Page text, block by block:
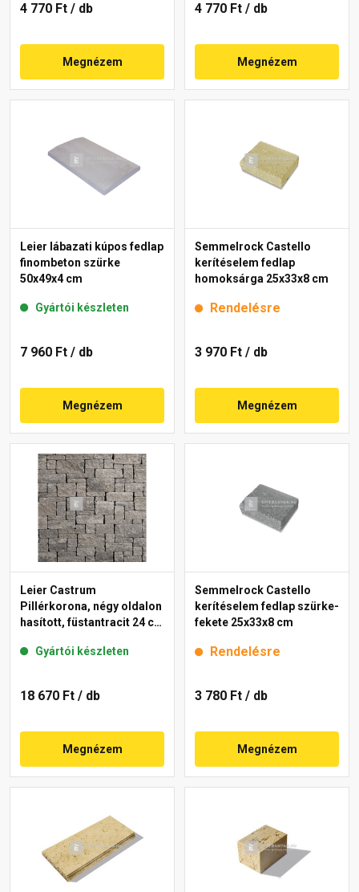
4 770 Ft / db
Megnézem
4 770 Ft / db
Megnézem
Leier lábazati kúpos fedlap
finombeton szürke
50x49x4 cm
Gyártói készleten
7 960 Ft / db
Megnézem
Semmelrock Castello
kerítéselem fedlap
homoksárga 25x33x8 cm
Rendelésre
3 970 Ft / db
Megnézem
Leier Castrum
Pillérkorona, négy oldalon
hasított, füstantracit 24 cm
Gyártói készleten
18 670 Ft / db
Megnézem
Semmelrock Castello
kerítéselem fedlap szürke-
fekete 25x33x8 cm
Rendelésre
3 780 Ft / db
Megnézem